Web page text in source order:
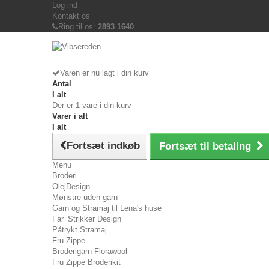
Log ind
Kontakt os
Ring til os: 2893 1640
Varen er nu lagt i din kurv
Antal
I alt
Der er 1 vare i din kurv
Varer i alt
I alt
Fortsæt indkøb Fortsæt til betaling
Menu
Broderi
OlejDesign
Mønstre uden garn
Garn og Stramaj til Lena's huse
Far_Strikker Design
Påtrykt Stramaj
Fru Zippe
Broderigarn Florawool
Fru Zippe Broderikit